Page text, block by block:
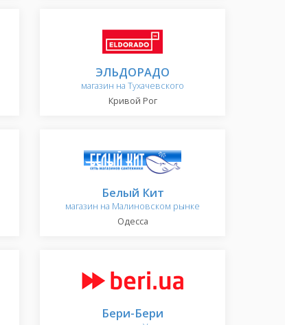
ЭЛЬДОРАДО
магазин на Тухачевского
Кривой Рог
Белый Кит
магазин на Малиновском рынке
Одесса
Бери-Бери